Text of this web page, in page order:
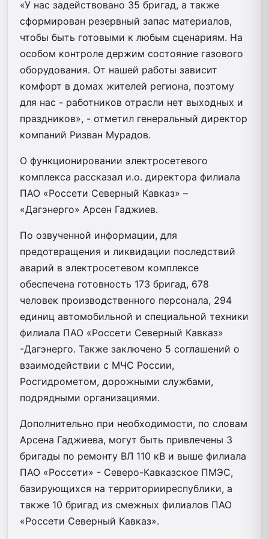
«У нас задействовано 35 бригад, а также
сформирован резервный запас материалов,
чтобы быть готовыми к любым сценариям. На
особом контроле держим состояние газового
оборудования. От нашей работы зависит
комфорт в домах жителей региона, поэтому
для нас - работников отрасли нет выходных и
праздников», - отметил генеральный директор
компаний Ризван Мурадов.
О функционировании электросетевого
комплекса рассказал и.о. директора филиала
ПАО «Россети Северный Кавказ» –
«Дагэнерго» Арсен Гаджиев.
По озвученной информации, для
предотвращения и ликвидации последствий
аварий в электросетевом комплексе
обеспечена готовность 173 бригад, 678
человек производственного персонала, 294
единиц автомобильной и специальной техники
филиала ПАО «Россети Северный Кавказ»
-Дагэнерго. Также заключено 5 соглашений о
взаимодействии с МЧС России,
Росгидрометом, дорожными службами,
подрядными организациями.
Дополнительно при необходимости, по словам
Арсена Гаджиева, могут быть привлечены 3
бригады по ремонту ВЛ 110 кВ и выше филиала
ПАО «Россети» - Северо-Кавказское ПМЭС,
базирующихся на территорииреспублики, а
также 10 бригад из смежных филиалов ПАО
«Россети Северный Кавказ».